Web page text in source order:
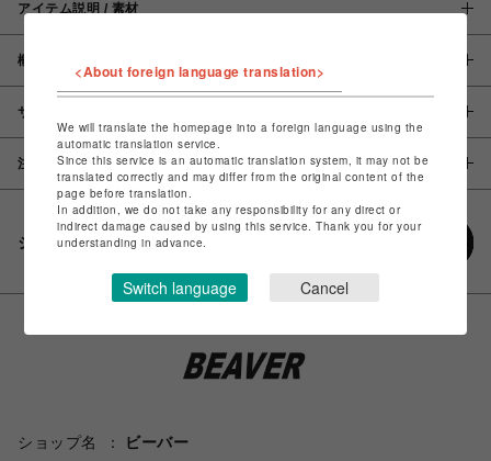
アイテム説明 / 素材
概要
サイズ
注意事項
シェアする
ショップ名
ビーバー
<About foreign language translation>
We will translate the homepage into a foreign language using the
automatic translation service.
Since this service is an automatic translation system, it may not be
translated correctly and may differ from the original content of the
page before translation.
In addition, we do not take any responsibility for any direct or
indirect damage caused by using this service. Thank you for your
understanding in advance.
Switch language Cancel